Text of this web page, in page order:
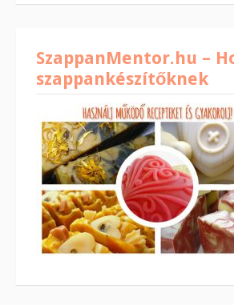
SzappanMentor.hu –
szappankészítőknek